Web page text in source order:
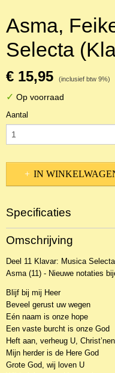
Asma,
Selecta
€ 15,95 (inclusief btw 9%)
✓ Op voorraad
Aantal
IN
Specificaties
Productcode
NBLKOr-15264
EAN code
KL 27142
Omschrijving
Deel 11 Klavar: Musica
Asma (11) - Nieuwe notaties
Blijf bij mij Heer
Beveel gerust uw wegen
Eén naam is onze hope
Een vaste burcht is onze God
Heft aan, verheug U,
Mijn herder is de Here God
Grote God, wij loven U